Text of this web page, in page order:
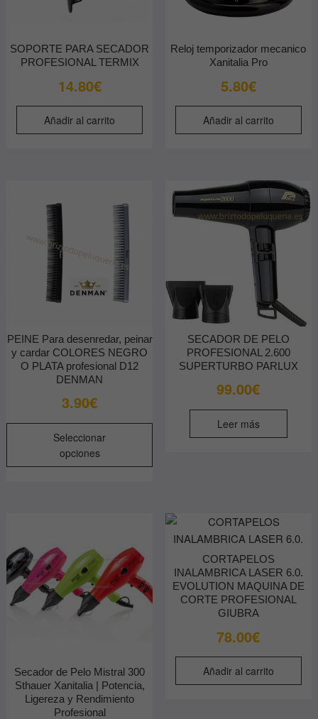
SOPORTE PARA SECADOR
PROFESIONAL TERMIX
14.80€
Añadir al carrito
Reloj temporizador mecanico
Xanitalia Pro
5.80€
Añadir al carrito
PEINE Para desenredar, peinar
y cardar COLORES NEGRO
O PLATA profesional D12
DENMAN
3.90€
Seleccionar
opciones
Este
Las
opciones
elegir
en
SECADOR DE PELO
PROFESIONAL 2.600
SUPERTURBO PARLUX
99.00€
Leer más
Secador de Pelo Mistral 300
Sthauer Xanitalia | Potencia,
Ligereza y Rendimiento
Profesional
CORTAPELOS
INALAMBRICA LASER 6.0.
EVOLUTION MAQUINA DE
CORTE PROFESIONAL
GIUBRA
78.00€
Añadir al carrito